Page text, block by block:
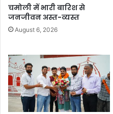
चमोली में भारी बारिश से
जनजीवन अस्त-व्यस्त
August 6, 2026